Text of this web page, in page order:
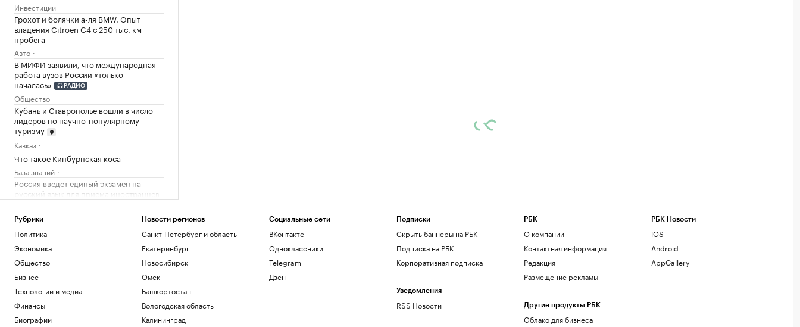
Инвестиции
Грохот и болячки а-ля BMW. Опыт
владения Citroёn C4 с 250 тыс. км
пробега
Авто
В МИФИ заявили, что международная
работа вузов России «только
началась»
РАДИО
Общество
Кубань и Ставрополье вошли в число
лидеров по научно-популярному
туризму
Кавказ
Что такое Кинбурнская коса
База знаний
Россия введет единый экзамен на
русский язык для приема иностранцев
в вуз
Общество
США в назначении Умерова послом
Политика
Ученые раскрыли роль «солнечных
перьев» в формировании мощных
вспышек
Общество
Рубрики
Политика
Экономика
Общество
Бизнес
Технологии и медиа
Финансы
Биографии
Новости регионов
Санкт-Петербург и область
Екатеринбург
Новосибирск
Омск
Башкортостан
Вологодская область
Калининград
Социальные сети
ВКонтакте
Одноклассники
Telegram
Дзен
Подписки
Скрыть баннеры на РБК
Подписка на РБК
Корпоративная подписка
Уведомления
RSS Новости
РБК
О компании
Контактная информация
Редакция
Размещение рекламы
Другие продукты РБК
Облако для бизнеса
РБК Новости
iOS
Android
AppGallery